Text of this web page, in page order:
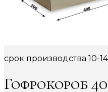
срок производства 10-
Гофрокороб